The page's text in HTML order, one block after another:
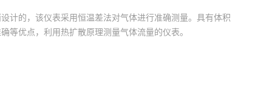
计的，该仪表采用恒温差法对气体进行准确测量。具有体积
等优点，利用热扩散原理测量气体流量的仪表。